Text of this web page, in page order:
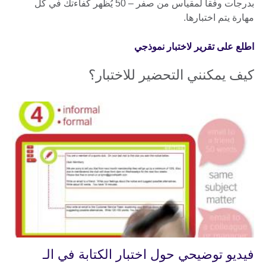
بدرجات وفقاً لمقياس من صفر – 50 يُظهر كفاءتك في كل
مهارة يتم اختبارها.
اطلع على تقرير لاختبار نموذجي
كيف يمكنني التحضير للاختبار؟
فيديو توضيحي حول اختبار الكتابة في الـ